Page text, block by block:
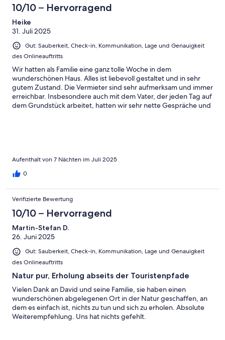
10/10 – Hervorragend
Heike
31. Juli 2025
Gut: Sauberkeit, Check-in, Kommunikation, Lage und Genauigkeit
des Onlineauftritts
Wir hatten als Familie eine ganz tolle Woche in dem
wunderschönen Haus. Alles ist liebevoll gestaltet und in sehr
gutem Zustand. Die Vermieter sind sehr aufmerksam und immer
erreichbar. Insbesondere auch mit dem Vater, der jeden Tag auf
dem Grundstück arbeitet, hatten wir sehr nette Gespräche und
Aufenthalt von 7 Nächten im Juli 2025
0
Verifizierte Bewertung
10/10 – Hervorragend
Martin-Stefan D.
26. Juni 2025
Gut: Sauberkeit, Check-in, Kommunikation, Lage und Genauigkeit
des Onlineauftritts
Natur pur, Erholung abseits der Touristenpfade
Vielen Dank an David und seine Familie, sie haben einen
wunderschönen abgelegenen Ort in der Natur geschaffen, an
dem es einfach ist, nichts zu tun und sich zu erholen. Absolute
Weiterempfehlung. Uns hat nichts gefehlt.